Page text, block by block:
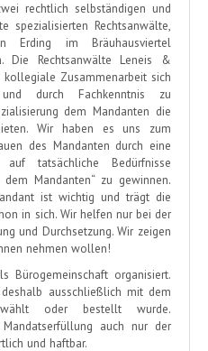
rechtlich selbständigen und
spezialisierten Rechtsanwälte,
im Bräuhausviertel
Die Rechtsanwälte Leneis &
Zusammenarbeit sich
durch Fachkenntnis zu
dem Mandanten die
Wir haben es uns zum
des Mandanten durch eine
tatsächliche Bedürfnisse
Mandanten“ zu gewinnen.
ist wichtig und trägt die
in sich. Wir helfen nur bei der
und Durchsetzung. Wir zeigen
nehmen wollen!
Bürogemeinschaft organisiert.
ausschließlich mit dem
oder bestellt wurde.
auch nur der
und haftbar.